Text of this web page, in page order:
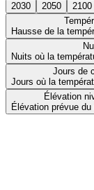
2030 2050
2100
Hausse de la
Nuits où la
Jours de
Jours où la
Élévation
Élévation prévue